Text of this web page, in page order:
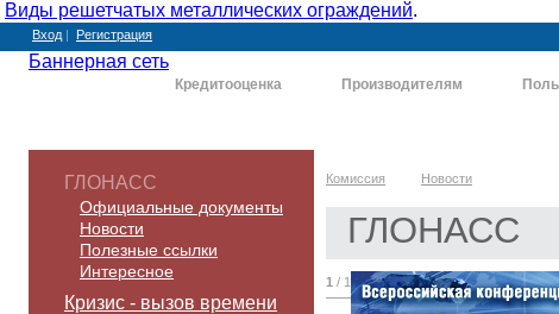
Виды решетчатых металлических ограждений.
Вход | Регистрация
Баннерная сеть
Кредитооценка Производителям
ГЛОНАСС
Официальные документы
Новости
Полезные ссылки
Интересное
Кризис - вызов времени
Комиссия Новости
ГЛОНАСС
1 / 1